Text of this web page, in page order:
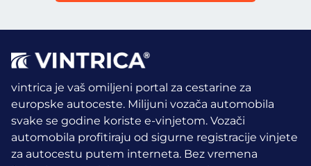
vintrica je vaš omiljeni portal za cestarine za
europske autoceste. Milijuni vozača automobila
svake se godine koriste e-vinjetom. Vozači
automobila profitiraju od sigurne registracije vinjete
za autocestu putem interneta. Bez vremena